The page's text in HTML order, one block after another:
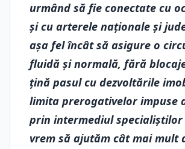
urmând să fie conectate cu
şi cu arterele naţionale şi
aşa fel încât să asigure o
fluidă şi normală, fără
ţină pasul cu dezvoltările
limita prerogativelor impuse
prin intermediul
vrem să ajutăm cât mai